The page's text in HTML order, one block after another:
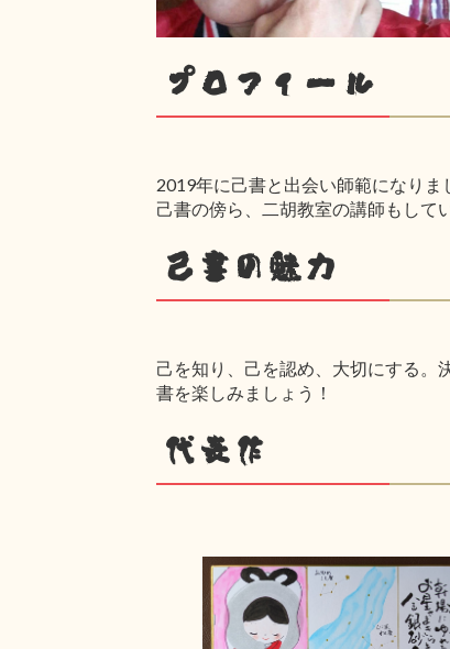
プロフィール
2019年に己書と出会い師範になりま
己書の傍ら、二胡教室の講師もして
己書の魅力
己を知り、己を認め、大切にする。
書を楽しみましょう！
代表作